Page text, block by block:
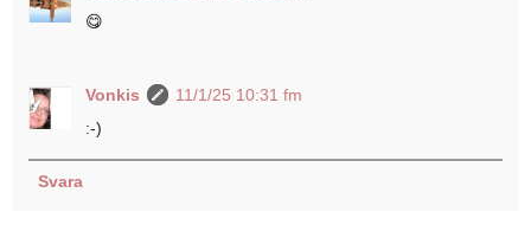
😋
Vonkis
11/1/25 10:31 fm
:-)
Svara